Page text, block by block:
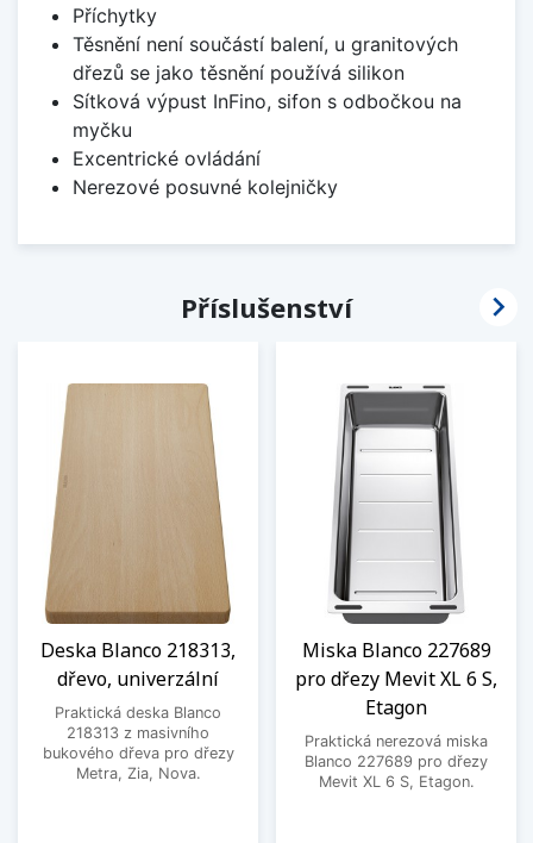
Příchytky
Těsnění není součástí balení, u granitových
dřezů se jako těsnění používá silikon
Sítková výpust InFino, sifon s odbočkou na
myčku
Excentrické ovládání
Nerezové posuvné kolejničky
Příslušenství
Deska Blanco 218313,
dřevo, univerzální
Praktická deska Blanco
218313 z masivního
bukového dřeva pro dřezy
Metra, Zia, Nova.
Miska Blanco 227689
pro dřezy Mevit XL 6 S,
Etagon
Praktická nerezová miska
Blanco 227689 pro dřezy
Mevit XL 6 S, Etagon.
